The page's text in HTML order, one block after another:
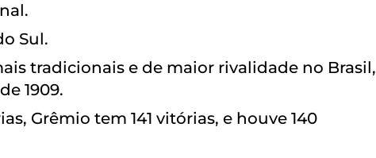
Sul.
tradicionais e de maior rivalidade no Brasil,
1909.
Grêmio tem 141 vitórias, e houve 140